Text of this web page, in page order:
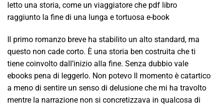
letto una storia, come un viaggiatore che pdf libro
raggiunto la fine di una lunga e tortuosa e-book
Il primo romanzo breve ha stabilito un alto standard, ma
questo non cade corto. È una storia ben costruita che ti
tiene coinvolto dall’inizio alla fine. Senza dubbio vale
ebooks pena di leggerlo. Non potevo Il momento è catartico
a meno di sentire un senso di delusione che mi ha travolto
mentre la narrazione non si concretizzava in qualcosa di